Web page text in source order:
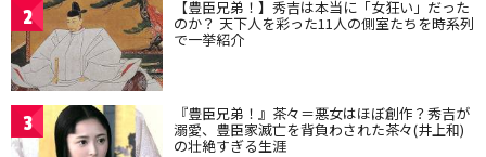
2 【豊臣兄弟！】秀吉は本当に「女狂い」だった
のか？ 天下人を彩った11人の側室たちを時系列
で一挙紹介
3 『豊臣兄弟！』茶々＝悪女はほぼ創作？秀吉が
溺愛、豊臣家滅亡を背負わされた茶々(井上和)
の壮絶すぎる生涯